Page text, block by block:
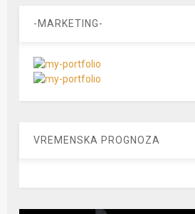
-MARKETING-
VREMENSKA PROGNOZA